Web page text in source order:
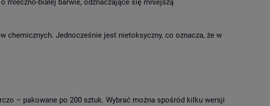
mleczno-białej barwie, odznaczające się mniejszą
chemicznych. Jednocześnie jest nietoksyczny, co oznacza, że w
– pakowane po 200 sztuk. Wybrać można spośród kilku wersji